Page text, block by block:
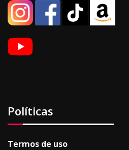
Políticas
Termos de uso